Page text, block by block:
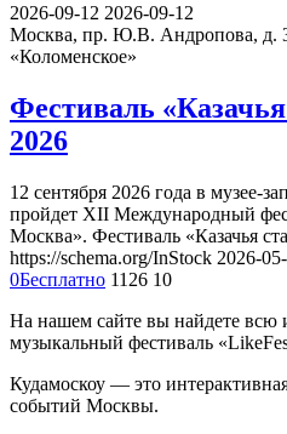
2026-09-12 2026-09-12
Москва, пр. Ю.В. Андропова, д.
«Коломенское»
Фестиваль
2026
12 сентября 2026 года в музее-
пройдет XII Международный
Москва». Фестиваль «Казачья
https://schema.org/InStock 2026-
0Бесплатно 1126 10
На нашем сайте вы найдете
музыкальный фестиваль
Кудамоскоу — это
событий Москвы.